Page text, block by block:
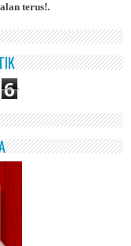
terus!.
6